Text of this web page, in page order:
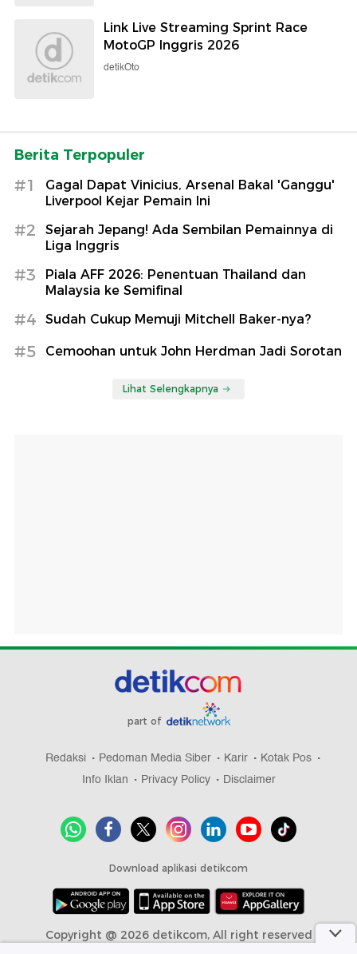
Link Live Streaming Sprint Race
MotoGP Inggris 2026
detikOto
Berita Terpopuler
#1
Gagal Dapat Vinicius, Arsenal Bakal 'Ganggu'
Liverpool Kejar Pemain Ini
#2
Sejarah Jepang! Ada Sembilan Pemainnya di
Liga Inggris
#3
Piala AFF 2026: Penentuan Thailand dan
Malaysia ke Semifinal
#4 Sudah Cukup Memuji Mitchell Baker-nya?
#5 Cemoohan untuk John Herdman Jadi Sorotan
Lihat Selengkapnya
part of
Redaksi Pedoman Media Siber Karir
Kotak Pos
Info Iklan
Privacy Policy Disclaimer
Download aplikasi detikcom
Copyright @ 2026 detikcom, All right reserved